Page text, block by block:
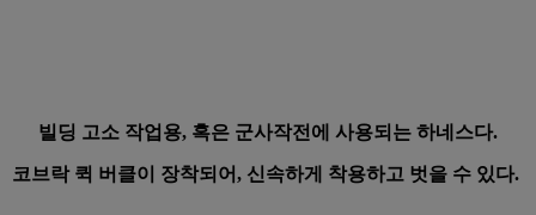
빌딩 고소 작업용, 혹은 군사작전에 사용되는 하네스다.
코브락 퀵 버클이 장착되어, 신속하게 착용하고 벗을 수 있다.